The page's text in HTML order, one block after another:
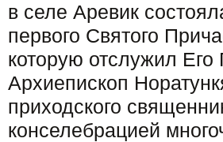
в селе Аревик
первого Святого
которую отслужил
Архиепископ
приходского
конселебрацией